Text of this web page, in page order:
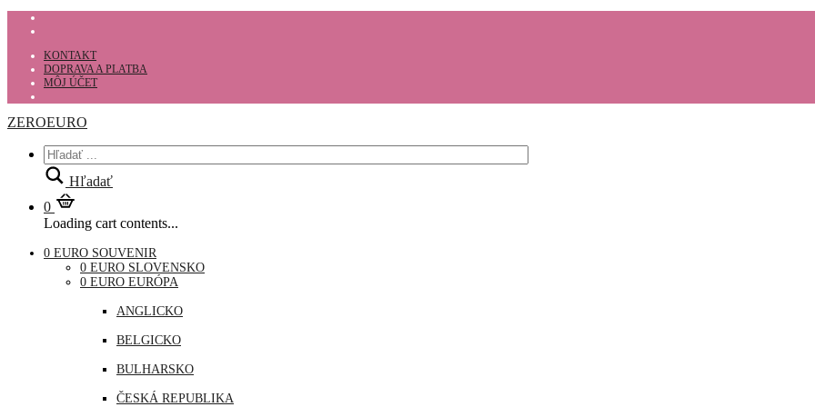
KONTAKT
DOPRAVA A PLATBA
MÔJ ÚČET
ZEROEURO
Hľadať
0
Loading cart contents...
0 EURO SOUVENIR
0 EURO SLOVENSKO
0 EURO EURÓPA
ANGLICKO
BELGICKO
BULHARSKO
ČESKÁ REPUBLIKA